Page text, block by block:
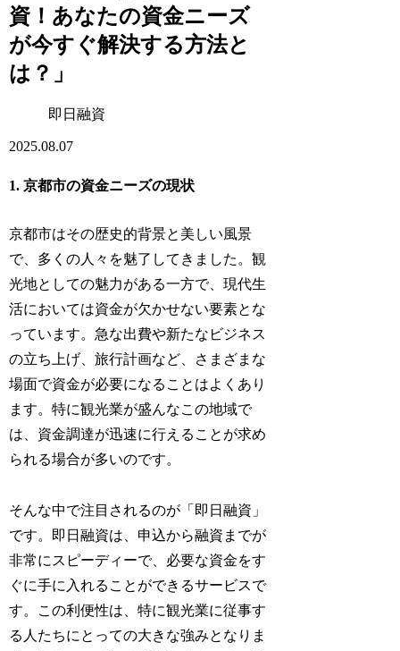
資！あなたの資金ニーズ
が今すぐ解決する方法と
は？」
即日融資
2025.08.07
1. 京都市の資金ニーズの現状
京都市はその歴史的背景と美しい風景
で、多くの人々を魅了してきました。観
光地としての魅力がある一方で、現代生
活においては資金が欠かせない要素とな
っています。急な出費や新たなビジネス
の立ち上げ、旅行計画など、さまざまな
場面で資金が必要になることはよくあり
ます。特に観光業が盛んなこの地域で
は、資金調達が迅速に行えることが求め
られる場合が多いのです。
そんな中で注目されるのが「即日融資」
です。即日融資は、申込から融資までが
非常にスピーディーで、必要な資金をす
ぐに手に入れることができるサービスで
す。この利便性は、特に観光業に従事す
る人たちにとっての大きな強みとなりま